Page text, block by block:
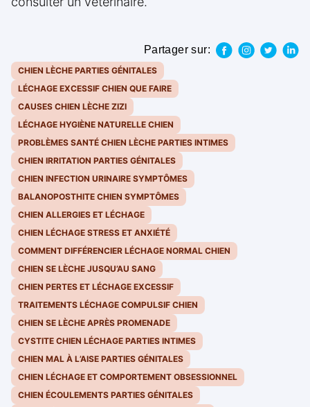
Partager sur:
CHIEN LÈCHE PARTIES GÉNITALES
LÉCHAGE EXCESSIF CHIEN QUE FAIRE
CAUSES CHIEN LÈCHE ZIZI
LÉCHAGE HYGIÈNE NATURELLE CHIEN
PROBLÈMES SANTÉ CHIEN LÈCHE PARTIES INTIMES
CHIEN IRRITATION PARTIES GÉNITALES
CHIEN INFECTION URINAIRE SYMPTÔMES
BALANOPOSTHITE CHIEN SYMPTÔMES
CHIEN ALLERGIES ET LÉCHAGE
CHIEN LÉCHAGE STRESS ET ANXIÉTÉ
COMMENT DIFFÉRENCIER LÉCHAGE NORMAL CHIEN
CHIEN SE LÈCHE JUSQU’AU SANG
CHIEN PERTES ET LÉCHAGE EXCESSIF
TRAITEMENTS LÉCHAGE COMPULSIF CHIEN
CHIEN SE LÈCHE APRÈS PROMENADE
CYSTITE CHIEN LÉCHAGE PARTIES INTIMES
CHIEN MAL À L’AISE PARTIES GÉNITALES
CHIEN LÉCHAGE ET COMPORTEMENT OBSESSIONNEL
CHIEN ÉCOULEMENTS PARTIES GÉNITALES